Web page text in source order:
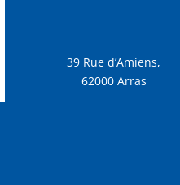
39 Rue d’Amiens,
62000 Arras